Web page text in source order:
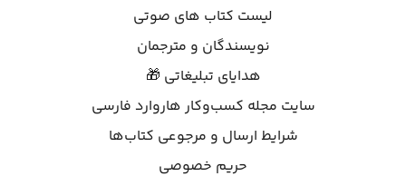
لیست کتاب های صوتی
نویسندگان و مترجمان
هدایای تبلیغاتی 🎁
سایت مجله کسب‌وکار هاروارد فارسی
شرایط ارسال و مرجوعی کتاب‌ها
حریم خصوصی